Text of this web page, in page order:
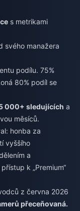
s metrikami
svého manažera
podílu. 75%
80% podíl se
000+ sledujících a
měsíců.
honba za
vyššího
a
k „Premium“
z června 2026
přeceňovaná.